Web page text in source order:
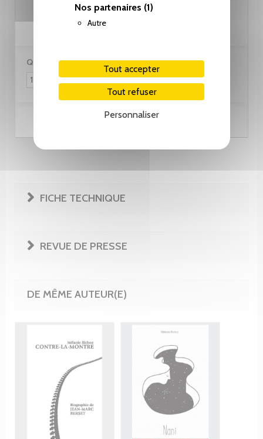
Nos partenaires (1)
Autre
Tout accepter
Tout refuser
Personnaliser
21.00 CHF
Quantité :
Ajouter au panier
FICHE TECHNIQUE
REVUE DE PRESSE
DE MÊME AUTEUR(E)